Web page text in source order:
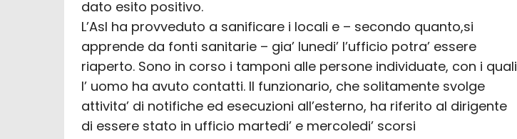
dato esito positivo.
L’Asl ha provveduto a sanificare i locali e – secondo quanto,si
apprende da fonti sanitarie – gia’ lunedi’ l’ufficio potra’ essere
riaperto. Sono in corso i tamponi alle persone individuate, con i quali
l’ uomo ha avuto contatti. Il funzionario, che solitamente svolge
attivita’ di notifiche ed esecuzioni all’esterno, ha riferito al dirigente
di essere stato in ufficio martedi’ e mercoledi’ scorsi